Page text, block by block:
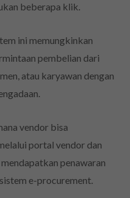
beberapa klik.
ini memungkinkan
pembelian dari
atau karyawan dengan
vendor bisa
portal vendor dan
penawaran
e-procurement.